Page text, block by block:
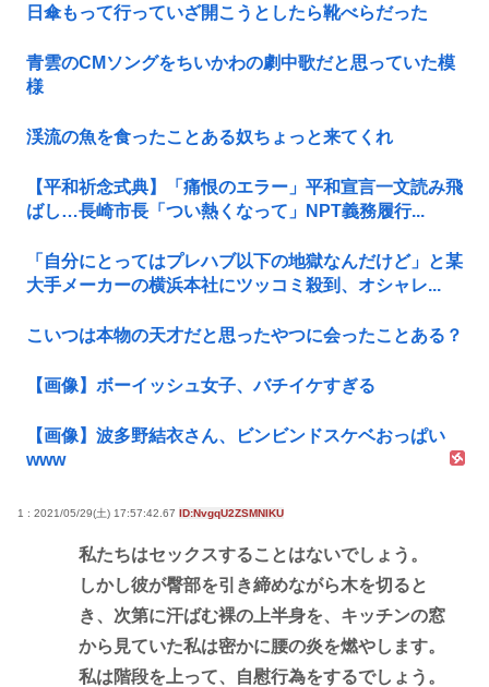
日傘もって行っていざ開こうとしたら靴べらだった
青雲のCMソングをちいかわの劇中歌だと思っていた模
様
渓流の魚を食ったことある奴ちょっと来てくれ
【平和祈念式典】「痛恨のエラー」平和宣言一文読み飛
ばし…長崎市長「つい熱くなって」NPT義務履行...
「自分にとってはプレハブ以下の地獄なんだけど」と某
大手メーカーの横浜本社にツッコミ殺到、オシャレ...
こいつは本物の天才だと思ったやつに会ったことある？
【画像】ボーイッシュ女子、バチイケすぎる
【画像】波多野結衣さん、ビンビンドスケベおっぱい
www
1 : 2021/05/29(土) 17:57:42.67 ID:NvgqU2ZSMNIKU
私たちはセックスすることはないでしょう。
しかし彼が臀部を引き締めながら木を切ると
き、次第に汗ばむ裸の上半身を、キッチンの窓
から見ていた私は密かに腰の炎を燃やします。
私は階段を上って、自慰行為をするでしょう。